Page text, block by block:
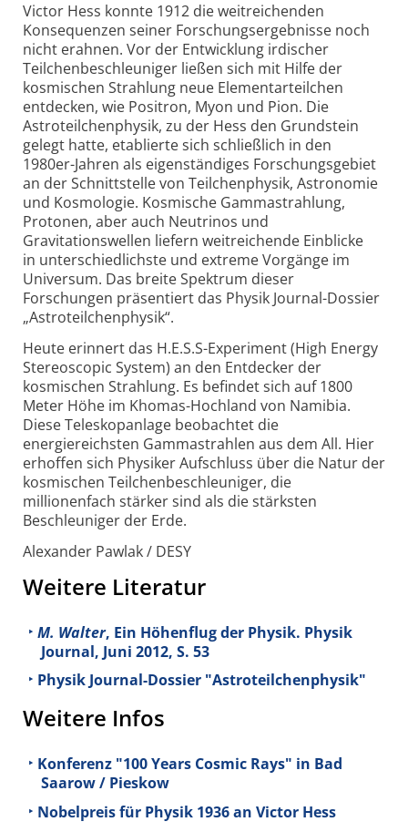
Victor Hess konnte 1912 die weitreichenden
Konsequenzen seiner Forschungsergebnisse noch
nicht erahnen. Vor der Entwicklung irdischer
Teilchenbeschleuniger ließen sich mit Hilfe der
kosmischen Strahlung neue Elementarteilchen
entdecken, wie Positron, Myon und Pion. Die
Astroteilchenphysik, zu der Hess den Grundstein
gelegt hatte, etablierte sich schließlich in den
1980er-Jahren als eigenständiges Forschungsgebiet
an der Schnittstelle von Teilchenphysik, Astronomie
und Kosmologie. Kosmische Gammastrahlung,
Protonen, aber auch Neutrinos und
Gravitationswellen liefern weitreichende Einblicke
in unterschiedlichste und extreme Vorgänge im
Universum. Das breite Spektrum dieser
Forschungen präsentiert das Physik Journal-Dossier
„Astroteilchenphysik“.
Heute erinnert das H.E.S.S-Experiment (High Energy
Stereoscopic System) an den Entdecker der
kosmischen Strahlung. Es befindet sich auf 1800
Meter Höhe im Khomas-Hochland von Namibia.
Diese Teleskopanlage beobachtet die
energiereichsten Gammastrahlen aus dem All. Hier
erhoffen sich Physiker Aufschluss über die Natur der
kosmischen Teilchenbeschleuniger, die
millionenfach stärker sind als die stärksten
Beschleuniger der Erde.
Alexander Pawlak / DESY
Weitere Literatur
M. Walter, Ein Höhenflug der Physik. Physik
Journal, Juni 2012, S. 53
Physik Journal-Dossier "Astroteilchenphysik"
Weitere Infos
Konferenz "100 Years Cosmic Rays" in Bad
Saarow / Pieskow
Nobelpreis für Physik 1936 an Victor Hess